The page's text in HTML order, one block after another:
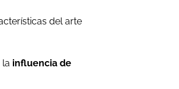
del arte
la influencia de